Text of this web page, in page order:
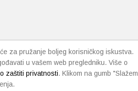
za pružanje boljeg korisničkog iskustva.
u vašem web pregledniku. Više o
zaštiti privatnosti. Klikom na gumb "Slažem